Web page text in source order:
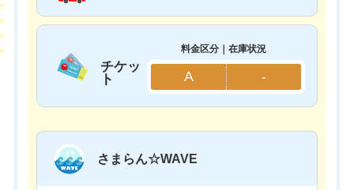
チケッ
ト
料金区分｜在庫状況
A -
さまらん☆WAVE